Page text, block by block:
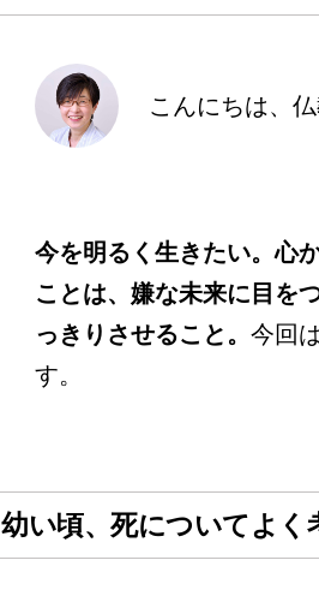
こんにちは、
今を明るく生きたい。心
ことは、嫌な未来に目を
っきりさせること。 今回
す。
幼い頃、死についてよく